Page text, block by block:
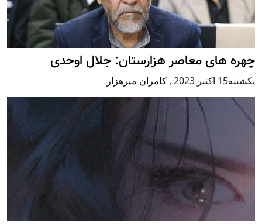
چهره های معاصر هزارستان: جلال اوحدی
يكشنبه15 اكتبر 2023 , کامران میرهزار